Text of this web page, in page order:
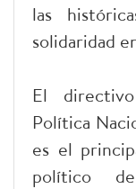
las
solidaridad
El
Política
es el
político